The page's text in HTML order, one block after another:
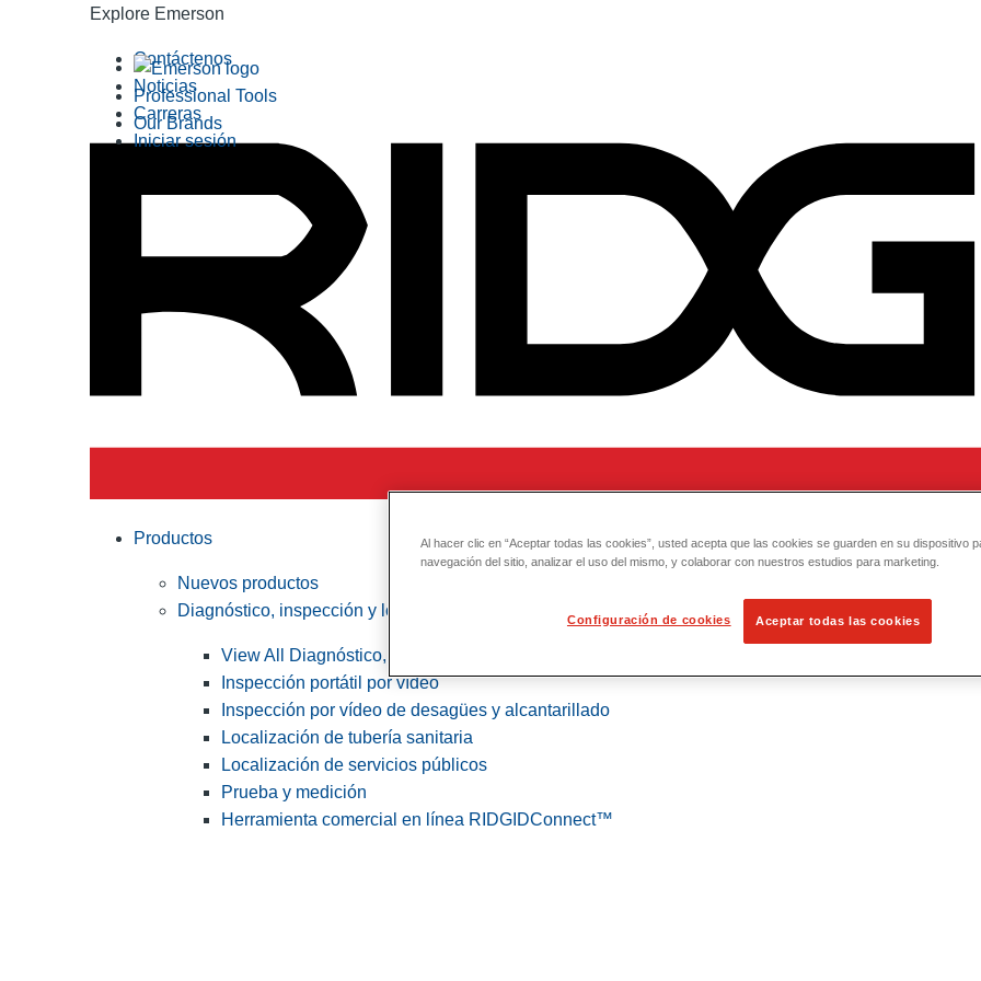
Explore Emerson
Professional Tools
Our Brands
Contáctenos
Noticias
Carreras
Iniciar sesión
Productos
Nuevos productos
Diagnóstico, inspección y localización
View All Diagnóstico, inspección y localización
Inspección portátil por vídeo
Inspección por vídeo de desagües y alcantarillado
Localización de tubería sanitaria
Localización de servicios públicos
Prueba y medición
Herramienta comercial en línea RIDGIDConnect™
Al hacer clic en “Aceptar todas las cookies”, usted acepta que las cookies se guarden en su dispositivo
navegación del sitio, analizar el uso del mismo, y colaborar con nuestros estudios para marketing.
Configuración de cookies Aceptar todas las cookies